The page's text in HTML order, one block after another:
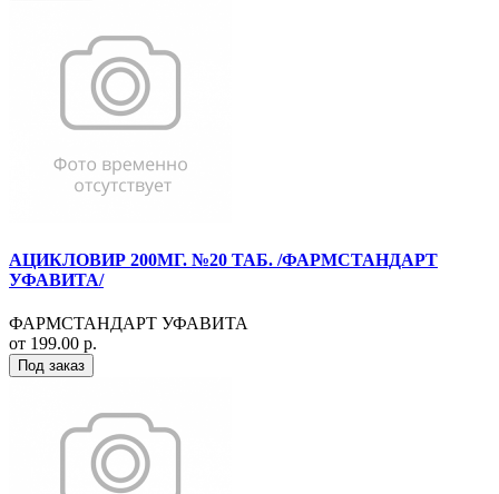
АЦИКЛОВИР 200МГ. №20 ТАБ. /ФАРМСТАНДАРТ
УФАВИТА/
ФАРМСТАНДАРТ УФАВИТА
от 199.00 р.
Под заказ